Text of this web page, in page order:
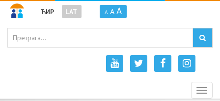
ЋИР LAT A A A